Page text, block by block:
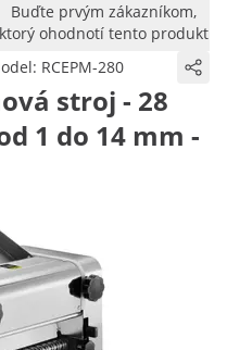
Buďte prvým zákazníkom,
ktorý ohodnotí tento produkt
RCEPM-280
stroj - 28
1 do 14 mm -